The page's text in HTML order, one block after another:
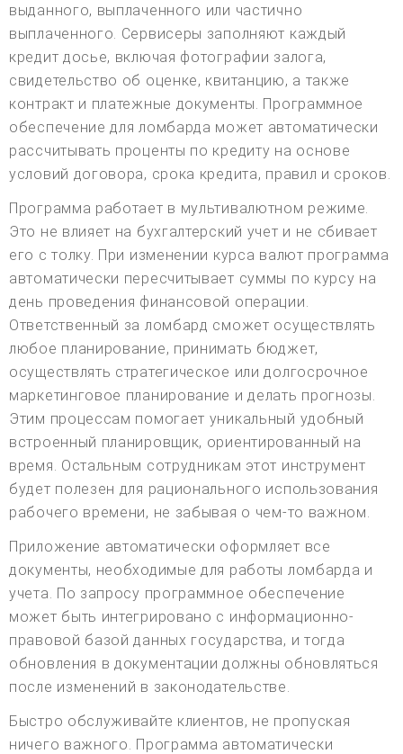
выданного, выплаченного или частично
выплаченного. Сервисеры заполняют каждый
кредит досье, включая фотографии залога,
свидетельство об оценке, квитанцию, а также
контракт и платежные документы. Программное
обеспечение для ломбарда может автоматически
рассчитывать проценты по кредиту на основе
условий договора, срока кредита, правил и сроков.
Программа работает в мультивалютном режиме.
Это не влияет на бухгалтерский учет и не сбивает
его с толку. При изменении курса валют программа
автоматически пересчитывает суммы по курсу на
день проведения финансовой операции.
Ответственный за ломбард сможет осуществлять
любое планирование, принимать бюджет,
осуществлять стратегическое или долгосрочное
маркетинговое планирование и делать прогнозы.
Этим процессам помогает уникальный удобный
встроенный планировщик, ориентированный на
время. Остальным сотрудникам этот инструмент
будет полезен для рационального использования
рабочего времени, не забывая о чем-то важном.
Приложение автоматически оформляет все
документы, необходимые для работы ломбарда и
учета. По запросу программное обеспечение
может быть интегрировано с информационно-
правовой базой данных государства, и тогда
обновления в документации должны обновляться
после изменений в законодательстве.
Быстро обслуживайте клиентов, не пропуская
ничего важного. Программа автоматически